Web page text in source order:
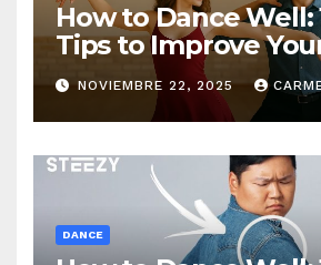
How to Dance Well:
Tips to Improve
Dancing Skills Fast
NOVIEMBRE 22, 2025
DANCE